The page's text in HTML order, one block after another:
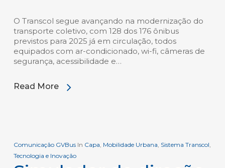
O Transcol segue avançando na modernização do
transporte coletivo, com 128 dos 176 ônibus
previstos para 2025 já em circulação, todos
equipados com ar-condicionado, wi-fi, câmeras de
segurança, acessibilidade e…
Read More
Comunicação GVBus In Capa, Mobilidade Urbana, Sistema Transcol,
Tecnologia e Inovação